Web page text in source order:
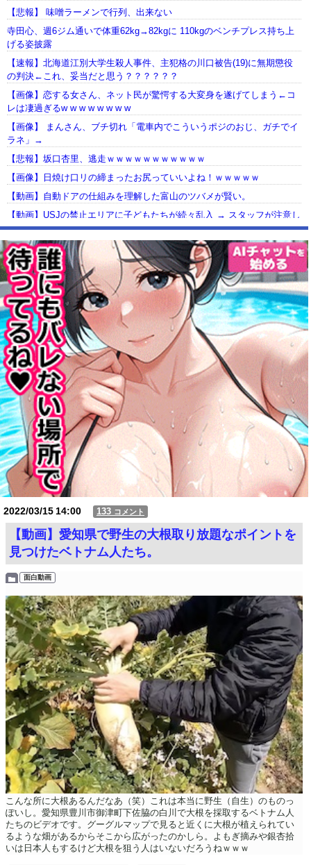
【悲報】 味噌ラーメンで行列、出来ない
寺田心、週6ジム通いで体重62kg→82kgに 110kgのベンチプレス持ち上
げる姿披露
【速報】北海道江別大学生殺人事件、主犯格の川口被告(19)に無期懲役
の判決←これ、妥当だと思う？？？？？？
【画像】恋する女さん、ネット民が驚愕する大変身を遂げてしまう←コ
レは凄過ぎるw w w w w w w w
【画像】 まんさん、ブチ切れ「電車内でこういうポジのおじ、ガチでイ
ラネ」→
【悲報】坂口杏里、逃走ｗｗｗｗｗｗｗｗｗｗｗ
【画像】日焼け口リの締まったお尻っていいよね！ｗｗｗｗｗ
【動画】自動ドアの仕組みを理解した富山のツバメが賢い。
【動画】USJの禁止エリアに子どもたちが続々乱入 → スタッフが注意し
ても止まらない事態に
Powered by livedoor 相互RSS
2022/03/1514:00 133 コメント
【動画】愛知県で野生の大根取り放題なポイントを
見つけたベトナム人たち。
面白動画
こんな所に大根あるんだなあ（笑）これは本当に野生（自生）のものっ
ぽいし。愛知県豊川市御津町下佐脇の白川で大根を採取するベトナム人
たちのビデオです。グーグルマップで見ると近くに大根が植えられてい
るような畑があるからそこから広がったのかしら。よもぎ摘みや銀杏拾
いは日本人もするけど大根を狙う人はいないだろうねｗｗｗ